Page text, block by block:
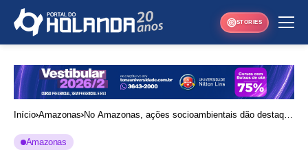
STORIES
Início Amazonas No Amazonas, ações socioambientais dão destaque
Amazonas